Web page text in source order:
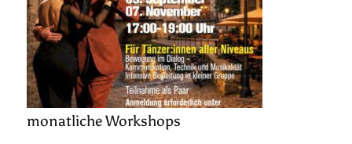
monatliche Workshops